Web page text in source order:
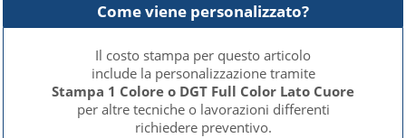
Come viene personalizzato?
Il costo stampa per questo articolo
include la personalizzazione tramite
Stampa 1 Colore o DGT Full Color Lato Cuore
per altre tecniche o lavorazioni differenti
richiedere preventivo.